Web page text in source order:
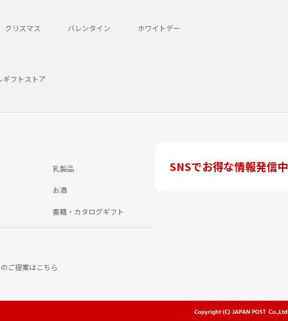
クリスマス バレンタイン ホワイトデー
ギフトストア
乳製品
お酒
書籍・カタログギフト
ご提案はこちら
SNSでお得な情報発信中